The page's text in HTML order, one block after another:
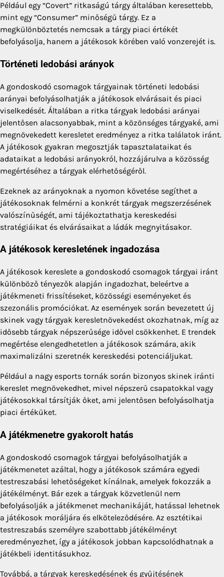
Például egy “Covert” ritkaságú tárgy általában keresettebb,
mint egy “Consumer” minőségű tárgy. Ez a
megkülönböztetés nemcsak a tárgy piaci értékét
befolyásolja, hanem a játékosok körében való vonzerejét is.
Történeti ledobási arányok
A gondoskodó csomagok tárgyainak történeti ledobási
arányai befolyásolhatják a játékosok elvárásait és piaci
viselkedését. Általában a ritka tárgyak ledobási arányai
jelentősen alacsonyabbak, mint a közönséges tárgyaké, ami
megnövekedett keresletet eredményez a ritka találatok iránt.
A játékosok gyakran megosztják tapasztalataikat és
adataikat a ledobási arányokról, hozzájárulva a közösség
megértéséhez a tárgyak elérhetőségéről.
Ezeknek az arányoknak a nyomon követése segíthet a
játékosoknak felmérni a konkrét tárgyak megszerzésének
valószínűségét, ami tájékoztathatja kereskedési
stratégiáikat és elvárásaikat a ládák megnyitásakor.
A játékosok keresletének ingadozása
A játékosok kereslete a gondoskodó csomagok tárgyai iránt
különböző tényezők alapján ingadozhat, beleértve a
játékmeneti frissítéseket, közösségi eseményeket és
szezonális promóciókat. Az események során bevezetett új
skinek vagy tárgyak keresletnövekedést okozhatnak, míg az
idősebb tárgyak népszerűsége idővel csökkenhet. E trendek
megértése elengedhetetlen a játékosok számára, akik
maximalizálni szeretnék kereskedési potenciáljukat.
Például a nagy esports tornák során bizonyos skinek iránti
kereslet megnövekedhet, mivel népszerű csapatokkal vagy
játékosokkal társítják őket, ami jelentősen befolyásolhatja
piaci értéküket.
A játékmenetre gyakorolt hatás
A gondoskodó csomagok tárgyai befolyásolhatják a
játékmenetet azáltal, hogy a játékosok számára egyedi
testreszabási lehetőségeket kínálnak, amelyek fokozzák a
játékélményt. Bár ezek a tárgyak közvetlenül nem
befolyásolják a játékmenet mechanikáját, hatással lehetnek
a játékosok moráljára és elköteleződésére. Az esztétikai
testreszabás személyre szabottabb játékélményt
eredményezhet, így a játékosok jobban kapcsolódhatnak a
játékbeli identitásukhoz.
Továbbá, a tárgyak kereskedésének és gyűjtésének